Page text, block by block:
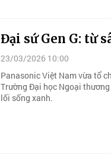
Đại sứ Gen G: từ
23/03/2026 10:00
Panasonic Việt Nam vừa tổ
Trường Đại học Ngoại
lối sống xanh.